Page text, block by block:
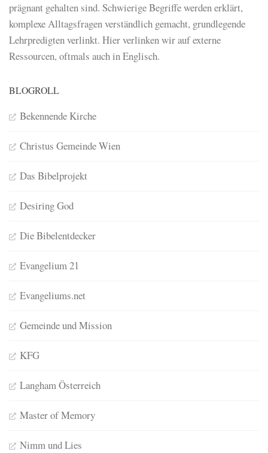
prägnant gehalten sind. Schwierige Begriffe werden erklärt,
komplexe Alltagsfragen verständlich gemacht, grundlegende
Lehrpredigten verlinkt. Hier verlinken wir auf externe
Ressourcen, oftmals auch in Englisch.
BLOGROLL
Bekennende Kirche
Christus Gemeinde Wien
Das Bibelprojekt
Desiring God
Die Bibelentdecker
Evangelium 21
Evangeliums.net
Gemeinde und Mission
KFG
Langham Österreich
Master of Memory
Nimm und Lies